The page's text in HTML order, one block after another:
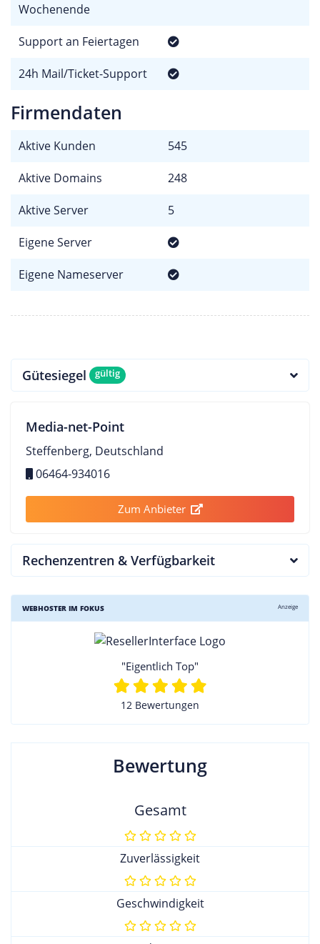
Wochenende
Support an Feiertagen
24h Mail/Ticket-Support
Firmendaten
Aktive Kunden 545
Aktive Domains 248
Aktive Server 5
Eigene Server
Eigene Nameserver
Gütesiegel gültig
Media-net-Point
Steffenberg, Deutschland
06464-934016
Zum Anbieter
Rechenzentren & Verfügbarkeit
WEBHOSTER IM FOKUS Anzeige
"Eigentlich Top"
12 Bewertungen
Bewertung
Gesamt
Zuverlässigkeit
Geschwindigkeit